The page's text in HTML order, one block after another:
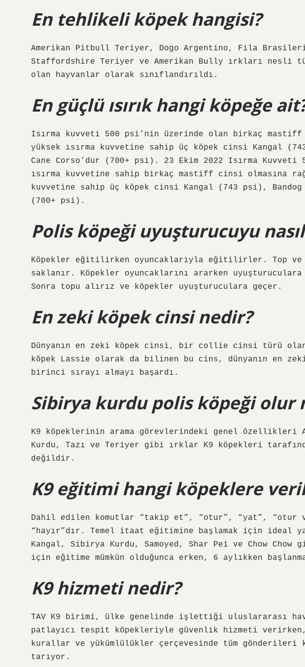
En tehlikeli köpek hangisi?
Amerikan Pitbull Teriyer, Dogo Argentino, Fila
Staffordshire Teriyer ve Amerikan Bully ırkları nesli
olan hayvanlar olarak sınıflandırıldı.
En güçlü ısırık hangi köpeğe
Isırma kuvveti 500 psi’nin üzerinde olan birkaç mastiff
yüksek ısırma kuvvetine sahip üç köpek cinsi Kangal
Cane Corso’dur (700+ psi). 23 Ekim 2022 Isırma Kuvveti
ısırma kuvvetine sahip birkaç mastiff cinsi olmasına
kuvvetine sahip üç köpek cinsi Kangal (743 psi), Bandog
(700+ psi).
Polis köpeği uyuşturucuyu
Köpekler eğitilirken oyuncaklarıyla eğitilirler. Top ve
saklanır. Köpekler oyuncaklarını ararken
Sonra topu alırız ve köpekler uyuşturuculara geçer.
En zeki köpek cinsi nedir?
Dünyanın en zeki köpek cinsi, bir collie cinsi türü
köpek Lassie olarak da bilinen bu cins, dünyanın en
birinci sırayı almayı başardı.
Sibirya kurdu polis köpeği olur
K9 köpeklerinin arama görevlerindeki genel özellikleri
Kurdu, Tazı ve Teriyer gibi ırklar K9 köpekleri
değildir.
K9 eğitimi hangi köpeklere
Dahil edilen komutlar “takip et”, “otur”, “yat”, “otur
“hayır”dır. Temel itaat eğitimine başlamak için ideal
Kangal, Sibirya Kurdu, Samoyed, Shar Pei ve Chow
için eğitime mümkün olduğunca erken, 6 aylıkken
K9 hizmeti nedir?
TAV K9 birimi, ülke genelinde işlettiği uluslararası
patlayıcı tespit köpekleriyle güvenlik hizmeti verirken,
kurallar ve yükümlülükler çerçevesinde tüm gönderileri
tarıyor.